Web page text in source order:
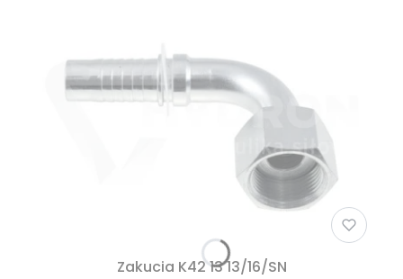
Zakucia K42 13 13/16/SN